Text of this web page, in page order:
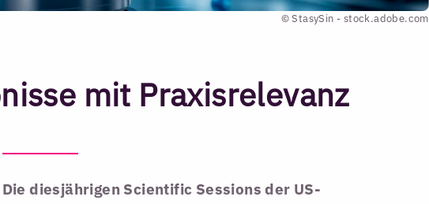
© StasySin - stock.adobe.com
mit Praxisrelevanz
Die diesjährigen Scientific Sessions der US-